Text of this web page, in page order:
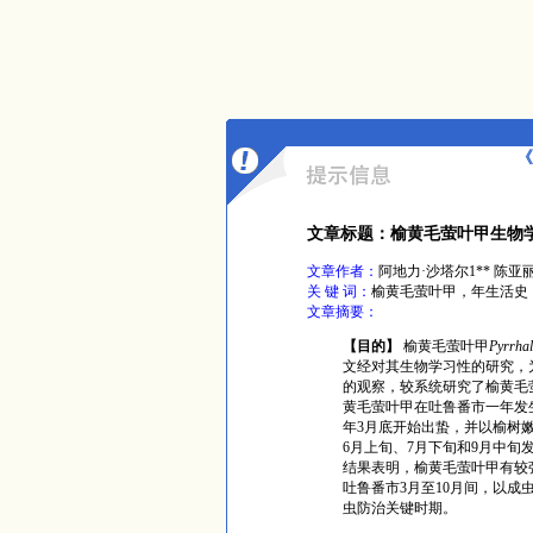
文章标题：榆黄毛萤叶甲生物
文章作者： 阿地力·沙塔尔1** 陈亚
关 键 词： 榆黄毛萤叶甲，年生活
文章摘要：
【目的】 榆黄毛萤叶甲
文经对其生物学习性的研究
的观察，较系统研究了榆黄
黄毛萤叶甲在吐鲁番市一年发
年3月底开始出蛰，并以榆树
6月上旬、7月下旬和9月中旬
结果表明，榆黄毛萤叶甲有
吐鲁番市3月至10月间，以成
虫防治关键时期。